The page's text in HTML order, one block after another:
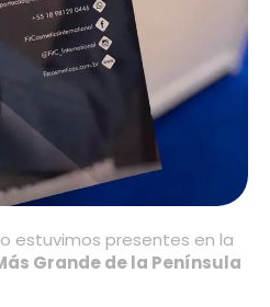
estuvimos presentes en la
Grande de la Península